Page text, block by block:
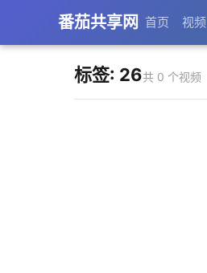
番茄共享网 首页 视频
标签: 26共 0 个视频